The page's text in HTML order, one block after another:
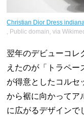
Christian Dior Dress
, Public domain, via
翌年のデビューコレ
えたのが「トラペー
が得意としたコルセ
から裾に向かってア
に広がるデザインで